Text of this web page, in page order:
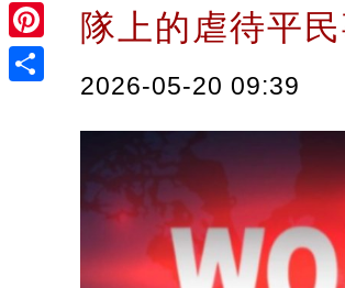
Twitter
Pinterest
隊上的虐待平
2026-05-20 09:39